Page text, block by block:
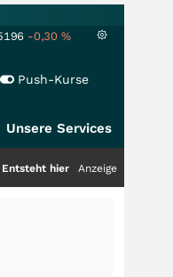
-0,30 %
Push-Kurse
Unsere Services
die nächste Milliardenstory?
Anzeige